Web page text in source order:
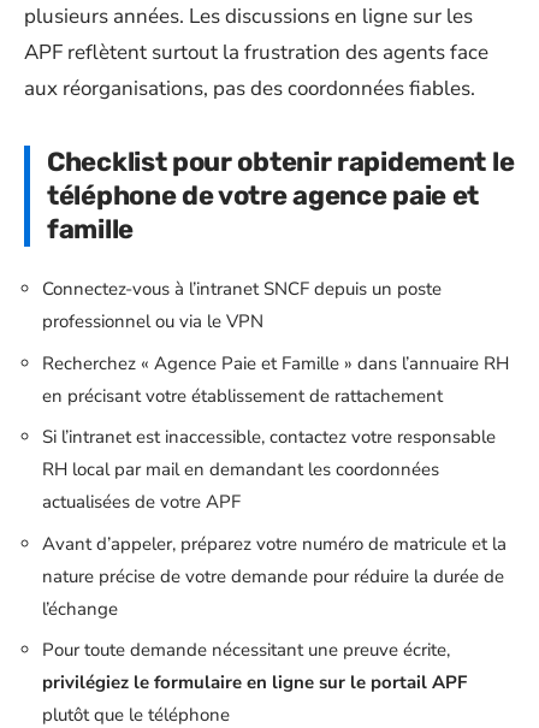
plusieurs années. Les discussions en ligne sur les
APF reflètent surtout la frustration des agents face
aux réorganisations, pas des coordonnées fiables.
Checklist pour obtenir rapidement le
téléphone de votre agence paie et
famille
Connectez-vous à l’intranet SNCF depuis un poste
professionnel ou via le VPN
Recherchez « Agence Paie et Famille » dans l’annuaire RH
en précisant votre établissement de rattachement
Si l’intranet est inaccessible, contactez votre responsable
RH local par mail en demandant les coordonnées
actualisées de votre APF
Avant d’appeler, préparez votre numéro de matricule et la
nature précise de votre demande pour réduire la durée de
l’échange
Pour toute demande nécessitant une preuve écrite,
privilégiez le formulaire en ligne sur le portail APF
plutôt que le téléphone